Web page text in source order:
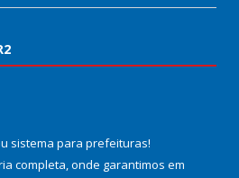
sistema para prefeituras!
completa, onde garantimos em